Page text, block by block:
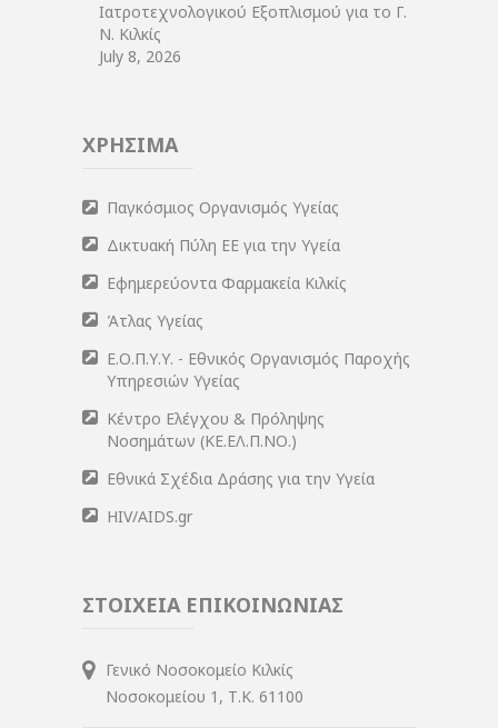
Ιατροτεχνολογικού Εξοπλισμού για το Γ.
Ν. Κιλκίς
July 8, 2026
ΧΡΗΣΙΜΑ
Παγκόσμιος Οργανισμός Υγείας
Δικτυακή Πύλη ΕΕ για την Υγεία
Εφημερεύοντα Φαρμακεία Κιλκίς
Άτλας Υγείας
Ε.Ο.Π.Υ.Υ. - Εθνικός Οργανισμός Παροχής
Υπηρεσιών Υγείας
Κέντρο Ελέγχου & Πρόληψης
Νοσημάτων (ΚΕ.ΕΛ.Π.ΝΟ.)
Εθνικά Σχέδια Δράσης για την Υγεία
HIV/AIDS.gr
ΣΤΟΙΧΕΙΑ ΕΠΙΚΟΙΝΩΝΙΑΣ
Γενικό Νοσοκομείο Κιλκίς
Νοσοκομείου 1, Τ.Κ. 61100